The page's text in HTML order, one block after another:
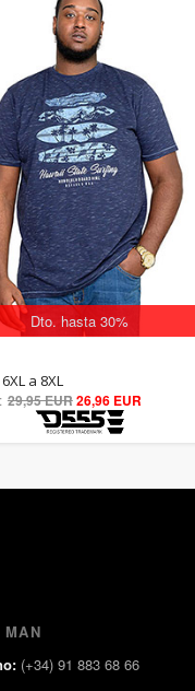
Dto. hasta 30%
5.00
out of 5
a 8XL
29,95 EUR26,96 EUR
MAN
(+34) 91 883 68 66